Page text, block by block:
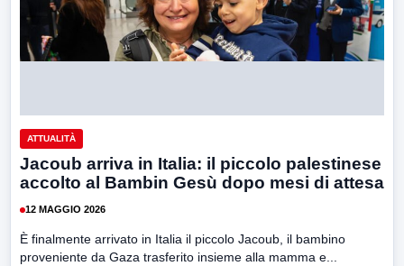
ATTUALITÀ
Jacoub arriva in Italia: il piccolo palestinese
accolto al Bambin Gesù dopo mesi di attesa
12 MAGGIO 2026
È finalmente arrivato in Italia il piccolo Jacoub, il bambino
proveniente da Gaza trasferito insieme alla mamma e...